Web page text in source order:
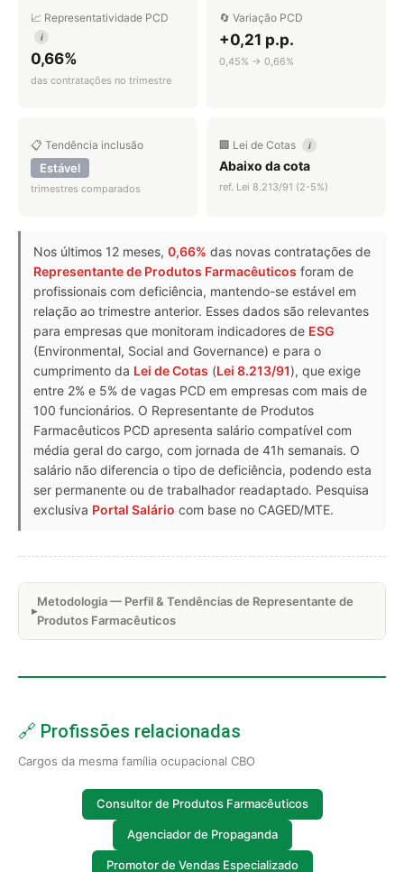
📈 Representatividade PCD
i
0,66%
das contratações no trimestre
🔄 Variação PCD
+0,21 p.p.
0,45% → 0,66%
📋 Tendência inclusão
Estável
trimestres comparados
🏢 Lei de Cotas i
Abaixo da cota
ref. Lei 8.213/91 (2-5%)
Nos últimos 12 meses, 0,66% das novas contratações de
Representante de Produtos Farmacêuticos foram de
profissionais com deficiência, mantendo-se estável em
relação ao trimestre anterior. Esses dados são relevantes
para empresas que monitoram indicadores de ESG
(Environmental, Social and Governance) e para o
cumprimento da Lei de Cotas (Lei 8.213/91), que exige
entre 2% e 5% de vagas PCD em empresas com mais de
100 funcionários. O Representante de Produtos
Farmacêuticos PCD apresenta salário compatível com
média geral do cargo, com jornada de 41h semanais. O
salário não diferencia o tipo de deficiência, podendo esta
ser permanente ou de trabalhador readaptado. Pesquisa
exclusiva Portal Salário com base no CAGED/MTE.
Metodologia — Perfil & Tendências de Representante de
Produtos Farmacêuticos
🔗 Profissões relacionadas
Cargos da mesma família ocupacional CBO
Consultor de Produtos Farmacêuticos
Agenciador de Propaganda
Promotor de Vendas Especializado